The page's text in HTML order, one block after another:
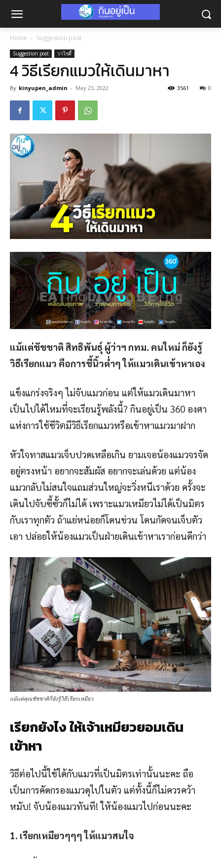
Home Suggestion post
Suggestion post วาไรตี้
4 วิธีเรียกแมวให้เดินมาหา
By kinyupen_admin - May 23, 2022 0
3561
แม้แต่ชัชชาติ สิทธิพันธุ์ ผู้ว่าฯ กทม. คนใหม่ ก็ยังรู้
วิธีเรียกแมว คือการชี้นิ้วต่ำๆ ให้แมวเดินเข้าหาเอง
แข็งแกร่งจริงๆ ไม่จับแมวก่อน แต่ให้แมวเดินมาหา
เป็นไปได้ไหมที่จะเรียนรู้พลังนี้? กินอยู่เป็น 360 องศา
แห่งการใช้ชีวิตมีวิธีเรียกแมวหรือเข้าหาแมวมาฝาก
หัวใจทาสแมวเจ็บปวดเหลือเกิน ยามเจอน้องแมวจรจัด
อยู่ตรงหน้า อยากจะสัมผัส อยากจะเล่นด้วย แต่น้อง
แมวกลับไม่สนใจแถมส่วนใหญ่จะวิ่งหนีเราด้วย ครั้งจะ
เดินไปจับซี้ซั้วก็ไม่ได้ เพราะแมวเหมียวไม่ได้เป็นมิตร
กับเราทุกตัว ถ้าแย่หน่อยก็โดนข่วน โดนกัดจนเจ็บตัว
เอา ปล่อยให้น้องแมวเป็นฝ่ายเดินเข้าหาเราก่อนดีกว่า
แม้แต่คุณชัชชาติก็ยังรู้วิธีเรียกเหมียว
เรียกยังไง ให้เจ้าเหมียวยอมเดิน
เข้าหา
วิธีต่อไปนี้ใช้ได้กับแมวที่เป็นมิตรเท่านั้นนะคะ ถือ
เป็นการคัดกรองแมวดุไปในตัว แต่ทั้งนี้ก็ไม่ควรคว้า
หมับ! จับน้องแมวทันที! ให้น้องแมวไปก่อนนะคะ
1. เรียกเหมียวๆๆๆ ให้แมวสนใจ